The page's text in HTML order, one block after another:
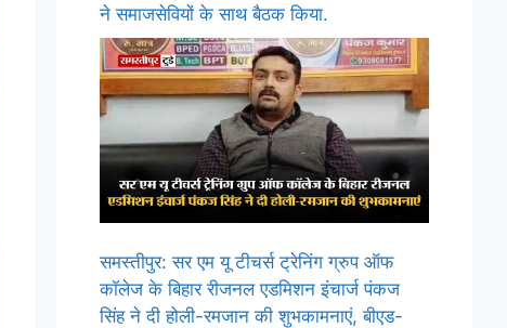
ने समाजसेवियों के साथ बैठक किया.
समस्तीपुर: सर एम यू टीचर्स ट्रेनिंग ग्रुप ऑफ
कॉलेज के बिहार रीजनल एडमिशन इंचार्ज पंकज
सिंह ने दी होली-रमजान की शुभकामनाएं, बीएड-